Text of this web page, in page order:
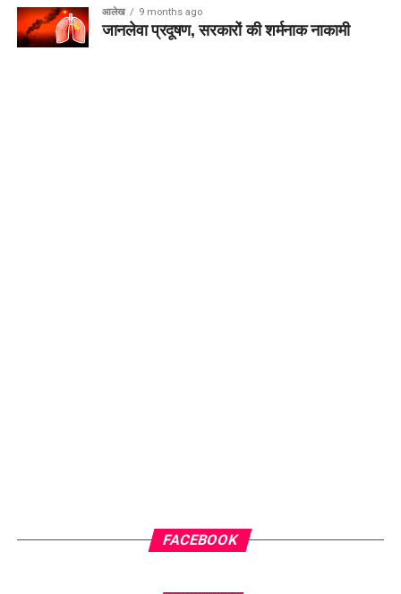
आलेख 9 months ago
जानलेवा प्रदूषण, सरकारों की शर्मनाक नाकामी
FACEBOOK